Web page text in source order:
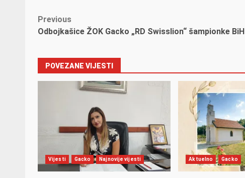
Post
Previous
Odbojkašice ŽOK Gacko „RD Swisslion“ šampionke BiH
POVEZANE VIJESTI
Vijesti Gacko Najnovije vijesti Aktuelno Gacko